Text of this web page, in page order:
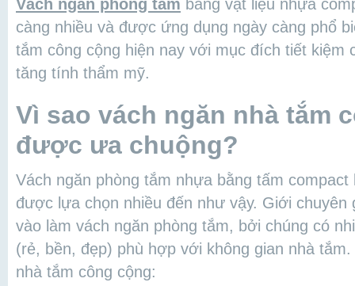
Vách ngăn phòng tắm bằng vật liệu nhựa
càng nhiều và được ứng dụng ngày càng phổ
tắm công cộng hiện nay với mục đích tiết kiệm
tăng tính thẩm mỹ.
Vì sao vách ngăn nhà tắm
được ưa chuộng?
Vách ngăn phòng tắm nhựa bằng tấm compact
được lựa chọn nhiều đến như vậy. Giới chuyên
vào làm vách ngăn phòng tắm, bởi chúng có
(rẻ, bền, đẹp) phù hợp với không gian nhà
nhà tắm công cộng: